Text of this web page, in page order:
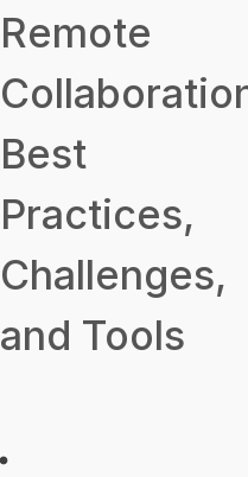
Remote
Best
Practices,
Challenges,
and Tools